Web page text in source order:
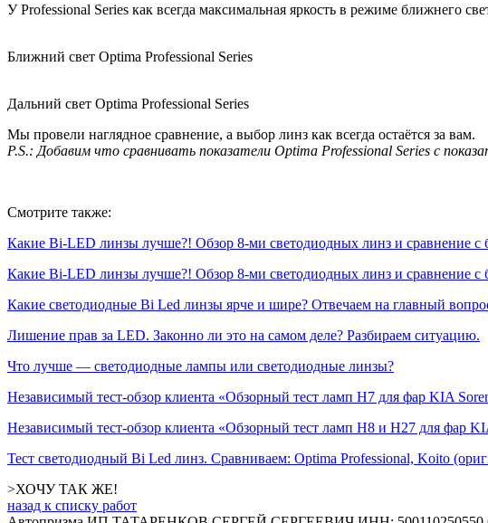
У Professional Series как всегда максимальная яркость в режиме ближнего
Ближний свет Optima Professional Series
Дальний свет Optima Professional Series
Мы провели наглядное сравнение, а выбор линз как всегда остаётся за вам.
P.S.: Добавим что сравнивать показатели Optima Professional Series с
Смотрите также:
Какие Bi-LED линзы лучше?! Обзор 8-ми светодиодных линз и сравнение с
Какие Bi-LED линзы лучше?! Обзор 8-ми светодиодных линз и сравнение с
Какие светодиодные Bi Led линзы ярче и шире? Отвечаем на главный
Лишение прав за LED. Законно ли это на самом деле? Разбираем ситуацию.
Что лучше — светодиодные лампы или светодиодные линзы?
Независимый тест-обзор клиента «Обзорный тест ламп Н7 для фар KIA
Независимый тест-обзор клиента «Обзорный тест ламп Н8 и Н27 для фар
Тест светодиодный Bi Led линз. Сравниваем: Optima Professional, Koito
>ХОЧУ ТАК ЖЕ!
назад к списку работ